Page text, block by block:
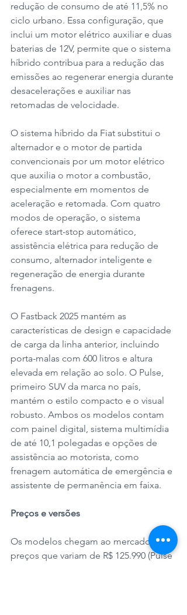
redução de consumo de até 11,5% no
ciclo urbano. Essa configuração, que
inclui um motor elétrico auxiliar e duas
baterias de 12V, permite que o sistema
híbrido contribua para a redução das
emissões ao regenerar energia durante
desacelerações e auxiliar nas
retomadas de velocidade.
O sistema híbrido da Fiat substitui o
alternador e o motor de partida
convencionais por um motor elétrico
que auxilia o motor a combustão,
especialmente em momentos de
aceleração e retomada. Com quatro
modos de operação, o sistema
oferece start-stop automático,
assistência elétrica para redução de
consumo, alternador inteligente e
regeneração de energia durante
frenagens.
O Fastback 2025 mantém as
características de design e capacidade
de carga da linha anterior, incluindo
porta-malas com 600 litros e altura
elevada em relação ao solo. O Pulse,
primeiro SUV da marca no país,
mantém o estilo compacto e o visual
robusto. Ambos os modelos contam
com painel digital, sistema multimídia
de até 10,1 polegadas e opções de
assistência ao motorista, como
frenagem automática de emergência e
assistente de permanência em faixa.
Preços e versões
Os modelos chegam ao mercado com
preços que variam de R$ 125.990 (Pulse